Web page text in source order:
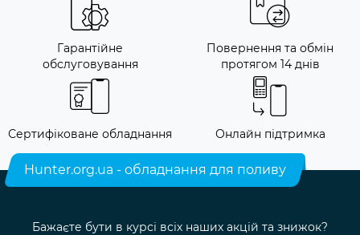
Гарантійне
обслуговування
Повернення та обмін
протягом 14 днів
Сертифіковане обладнання Онлайн підтримка
Hunter.org.ua - обладнання для поливу
Бажаєте бути в курсі всіх наших акцій та знижок?